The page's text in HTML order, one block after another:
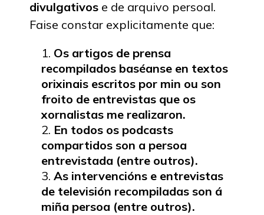
divulgativos e de arquivo persoal.
Faise constar explicitamente que:
Os artigos de prensa
recompilados baséanse en textos
orixinais escritos por min ou son
froito de entrevistas que os
xornalistas me realizaron.
En todos os podcasts
compartidos son a persoa
entrevistada (entre outros).
As intervencións e entrevistas
de televisión recompiladas son á
miña persoa (entre outros).